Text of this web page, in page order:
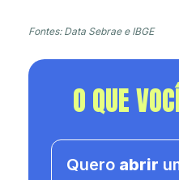
Fontes: Data Sebrae e IBGE
O QUE
Quero abrir